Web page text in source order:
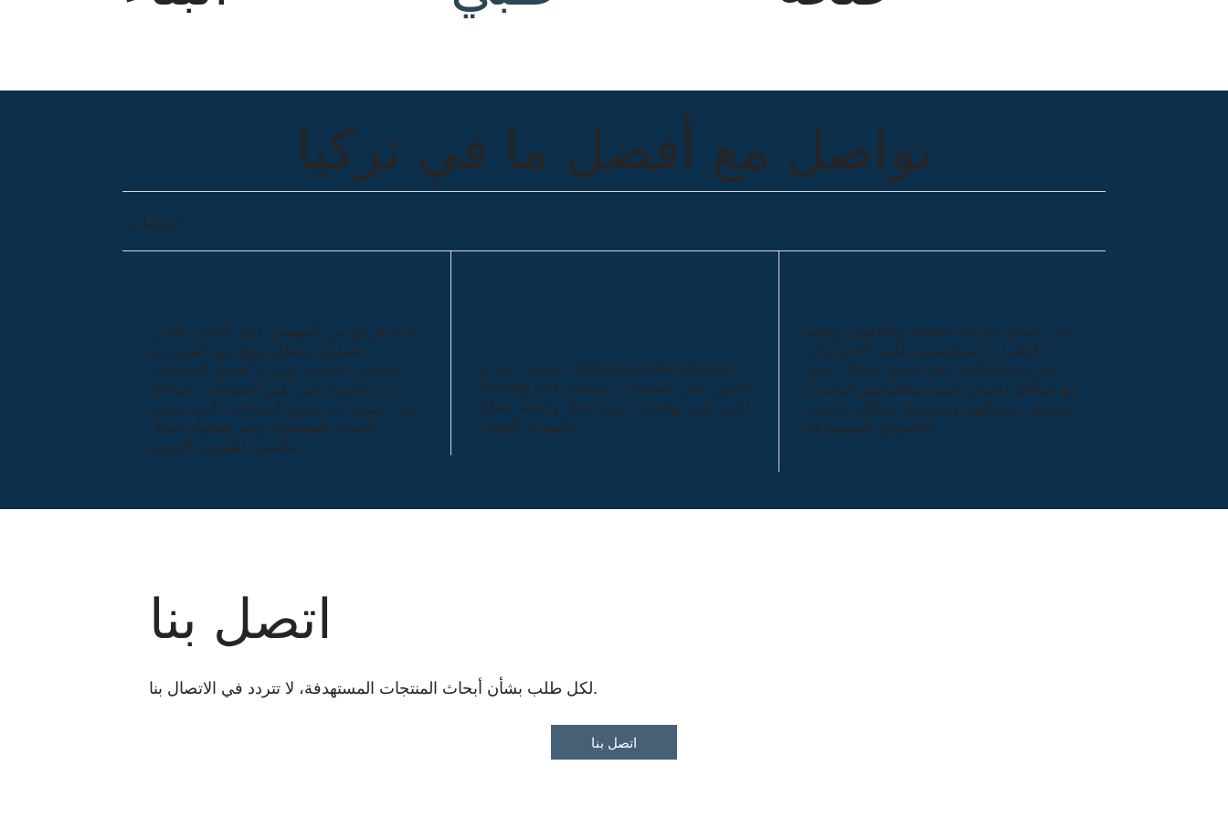
اتصل بنا
لكل طلب بشأن أبحاث المنتجات المستهدفة، لا تتردد في الاتصال بنا.
اتصل بنا
تواصل مع أفضل ما في تركيا
خدمات
تضمن شركة L'albatros International
Trading Ltd. العثور على المنتجات المثالية
التي تلبي توقعاتك وميزانيتك وخطة عملك
والموعد النهائي.
نحن نقدم خيارات التعبئة والتغليف ووضع
العلامات المخصصة لتلبية الاحتياجات
الفريدة لعملائنا. نحن نعمل بشكل وثيق
مع عملائنا لضمان تلبية متطلباتهم المحددة
وتغليف منتجاتهم وتصنيفها بشكل مناسب
للأسواق المستهدفة.
لدينا فريق من المهنيين ذوي الخبرة الذين
يعملون بشكل وثيق مع الموردين
المحليين لتحديد وتوريد أفضل المنتجات
ذات الجودة التي تلبي احتياجات عملائنا.
نحن نضمن أن جميع المنتجات تلبي معايير
الجودة المطلوبة ويتم تعبئتها بشكل
مناسب للشحن الدولي.